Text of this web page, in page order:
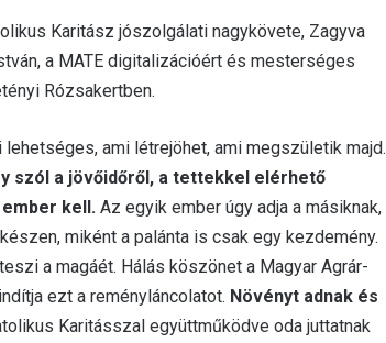
Karitász jószolgálati nagykövete, Zagyva
a MATE digitalizációért és mesterséges
Rózsakertben.
ami létrejöhet, ami megszületik majd.
szól a jövőidőről, a tettekkel elérhető
kell. Az egyik ember úgy adja a másiknak,
miként a palánta is csak egy kezdemény.
a magáét. Hálás köszönet a Magyar Agrár-
ezt a reményláncolatot. Növényt adnak és
Karitásszal együttműködve oda juttatnak